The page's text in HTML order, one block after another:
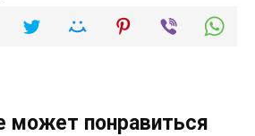
может понравиться